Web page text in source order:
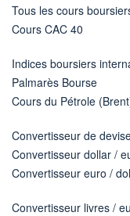
Tous les cours
Cours CAC 40
Indices boursiers
Palmarès Bourse
Cours du Pétrole
Convertisseur de
Convertisseur dollar /
Convertisseur euro /
Convertisseur livres /